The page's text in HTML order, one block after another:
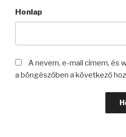
Honlap
A nevem, e-mail címem, és
a böngészőben a következő